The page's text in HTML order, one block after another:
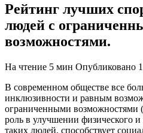
Рейтинг лучших
людей с
возможностями.
На чтение 5 мин Опубликовано
В современном обществе все
инклюзивности и равным
ограниченными
роль в улучшении физического и
таких людей, способствует